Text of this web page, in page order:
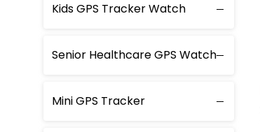
Kids GPS Tracker Watch
Senior Healthcare GPS Watch
Mini GPS Tracker